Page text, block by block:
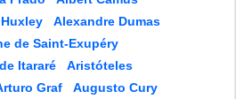
Alexandre Dumas
de Saint-Exupéry
Itararé
Aristóteles
Graf
Augusto Cury